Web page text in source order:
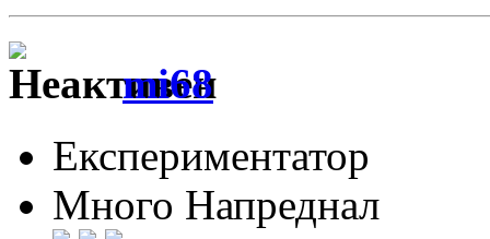
mi68
Експериментатор
Много Напреднал